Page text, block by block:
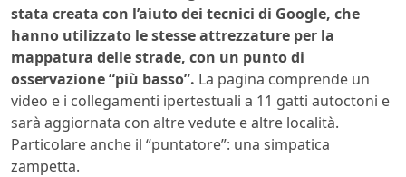
stata creata con l’aiuto dei tecnici di Google, che
hanno utilizzato le stesse attrezzature per la
mappatura delle strade, con un punto di
osservazione “più basso”. La pagina comprende un
video e i collegamenti ipertestuali a 11 gatti autoctoni e
sarà aggiornata con altre vedute e altre località.
Particolare anche il “puntatore”: una simpatica
zampetta.